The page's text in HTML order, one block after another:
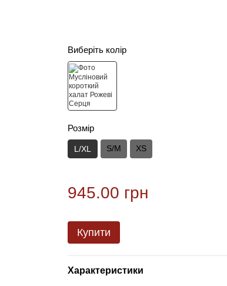
Виберіть колір
Розмір
L/XL S/M XS
945.00 грн
Купити
Характеристики